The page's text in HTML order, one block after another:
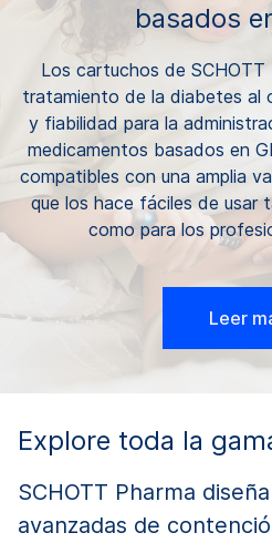
basados
Los cartuchos de SCHOTT
tratamiento de la diabetes al
y fiabilidad para la
medicamentos basados en
compatibles con una amplia
que los hace fáciles de usar
como para los
Leer
Explore toda la
SCHOTT Pharma
avanzadas de